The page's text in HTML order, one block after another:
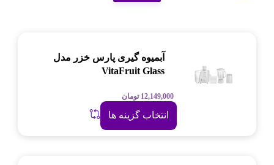
آبمیوه گیری پارس خزر مدل
VitaFruit Glass
12,149,000 تومان
انتخاب گزینه ها